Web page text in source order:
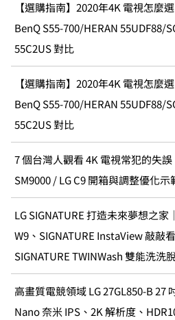
【選購指南】2020年4K 電視怎麼
BenQ S55-700/HERAN 55UDF88/
55C2US 對比
【選購指南】2020年4K 電視怎麼
BenQ S55-700/HERAN 55UDF88/
55C2US 對比
7 個台灣人觀看 4K 電視常犯的失
SM9000 / LG C9 開箱與調整優化示
LG SIGNATURE 打造未來夢想之家
W9、SIGNATURE InstaView 敲敲
SIGNATURE TWINWash 雙能洗洗
高畫質電競領域 LG 27GL850-B 27
Nano 奈米 IPS、2K 解析度、